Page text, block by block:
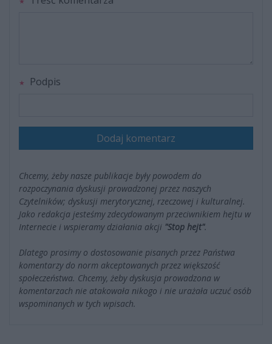
Podpis
Dodaj komentarz
Chcemy, żeby nasze publikacje były powodem do
rozpoczynania dyskusji prowadzonej przez naszych
Czytelników; dyskusji merytorycznej, rzeczowej i kulturalnej.
Jako redakcja jesteśmy zdecydowanym przeciwnikiem hejtu w
Internecie i wspieramy działania akcji "Stop hejt".
Dlatego prosimy o dostosowanie pisanych przez Państwa
komentarzy do norm akceptowanych przez większość
społeczeństwa. Chcemy, żeby dyskusja prowadzona w
komentarzach nie atakowała nikogo i nie urażała uczuć osób
wspominanych w tych wpisach.